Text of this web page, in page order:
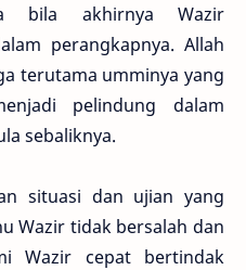
bila akhirnya Wazir
perangkapnya. Allah
terutama umminya yang
pelindung dalam
sebaliknya.
situasi dan ujian yang
Wazir tidak bersalah dan
Wazir cepat bertindak